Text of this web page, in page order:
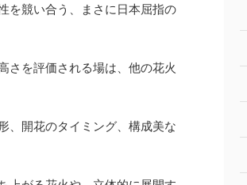
を競い合う、まさに日本屈指の
さを評価される場は、他の花火
、開花のタイミング、構成美な